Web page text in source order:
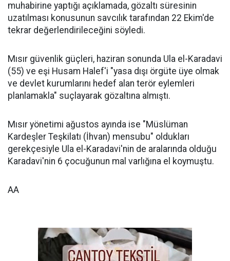
muhabirine yaptığı açıklamada, gözaltı süresinin
uzatılması konusunun savcılık tarafından 22 Ekim'de
tekrar değerlendirileceğini söyledi.
Mısır güvenlik güçleri, haziran sonunda Ula el-Karadavi
(55) ve eşi Husam Halef'i "yasa dışı örgüte üye olmak
ve devlet kurumlarını hedef alan terör eylemleri
planlamakla" suçlayarak gözaltına almıştı.
Mısır yönetimi ağustos ayında ise "Müslüman
Kardeşler Teşkilatı (İhvan) mensubu" oldukları
gerekçesiyle Ula el-Karadavi'nin de aralarında olduğu
Karadavi'nin 6 çocuğunun mal varlığına el koymuştu.
AA